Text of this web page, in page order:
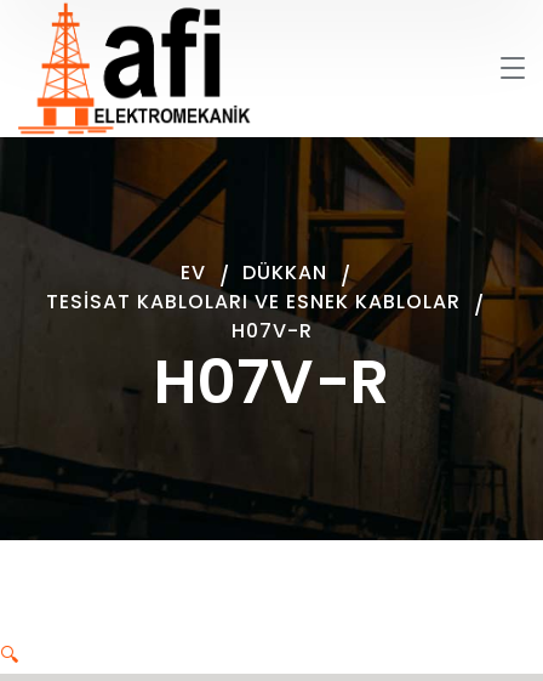
H07V-R
EV
DÜKKAN
TESISAT KABLOLARI VE ESNEK KABLOLAR
H07V-R
🔍